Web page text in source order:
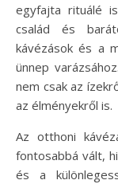
egyfajta rituálé
család és
kávézások és a
ünnep
nem csak az
az élményekről is.
Az otthoni
fontosabbá vált,
és a